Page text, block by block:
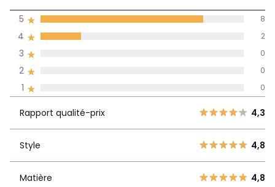
de moyenne
obtenue sur
1
3
4,3
4,8
4,8
1 0
2 0
3 0
4 2
5 8
Rapport qualité-prix 4,3
Style 4,8
Matière 4,8